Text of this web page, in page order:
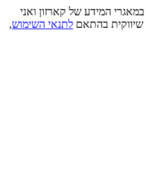
המידע של קארזון ואני
שיווקית בהתאם לתנאי השימוש,